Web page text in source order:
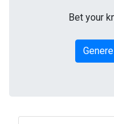
Bet your